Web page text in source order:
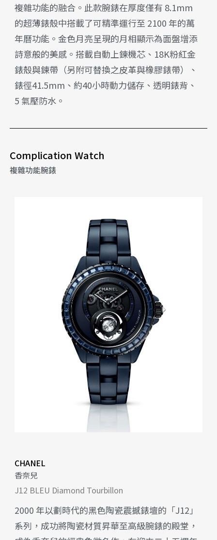
複雜功能的融合。此款腕錶在厚度僅有 8.1mm
的超薄錶殼中搭載了可精準運行至 2100 年的萬
年曆功能。金色月亮呈現的月相顯示為面盤增添
詩意般的美感。搭載自動上鍊機芯、18K粉紅金
錶殼與鍊帶（另附可替換之皮革與橡膠錶帶）、
錶徑41.5mm、約40小時動力儲存、透明錶背、
5 氣壓防水。
Complication Watch
複雜功能腕錶
CHANEL
香奈兒
J12 BLEU Diamond Tourbillon
2000 年以劃時代的黑色陶瓷震撼錶壇的「J12」
系列，成功將陶瓷材質昇華至高級腕錶的殿堂，